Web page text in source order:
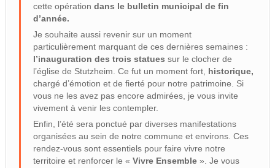
cette opération dans le bulletin municipal de fin
d’année.
Je souhaite aussi revenir sur un moment
particulièrement marquant de ces dernières semaines :
l’inauguration des trois statues sur le clocher de
l’église de Stutzheim. Ce fut un moment fort, historique,
chargé d’émotion et de fierté pour notre patrimoine. Si
vous ne les avez pas encore admirées, je vous invite
vivement à venir les contempler.
Enfin, l’été sera ponctué par diverses manifestations
organisées au sein de notre commune et environs. Ces
rendez-vous sont essentiels pour faire vivre notre
territoire et renforcer le « Vivre Ensemble». Je vous